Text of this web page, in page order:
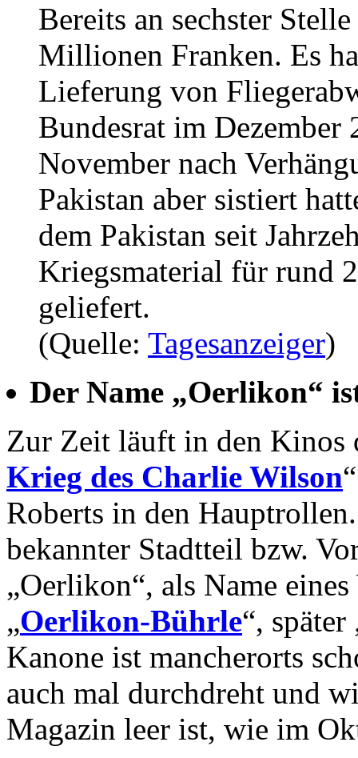
Bereits an sechster
Millionen Franken. Es
Lieferung von
Bundesrat im
November nach
Pakistan aber sistiert
dem Pakistan seit
Kriegsmaterial für rund
geliefert.
(Quelle: Tagesanzeiger)
Der Name „Oerlikon“
Zur Zeit läuft in den Kinos
Krieg des Charlie Wilson
Roberts in den
bekannter Stadtteil bzw.
„Oerlikon“, als Name
„Oerlikon-Bührle“,
Kanone ist mancherorts
auch mal durchdreht und
Magazin leer ist, wie im